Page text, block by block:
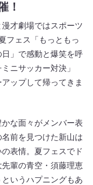
！
才劇場ではスポーツ
フェス「もっともっ
」で感動と爆笑を呼
ニサッカー対決」
ップして帰ってきま
な面々がメンバー表
前を見つけた新山は
表情。夏フェスでド
輩の青空・須藤理恵
いうハプニングもあ